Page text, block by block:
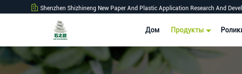
Shenzhen Shizhineng New Paper And Plastic Application Research And
Дом Продукты